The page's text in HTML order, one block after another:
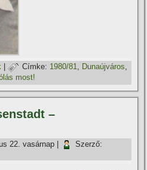
| Címke: 1980/81, Dunaújváros,
most!
–
22. vasárnap
Szerző: